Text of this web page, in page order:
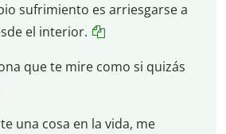
sufrimiento es arriesgarse a
el interior.
que te mire como si quizás
una cosa en la vida, me